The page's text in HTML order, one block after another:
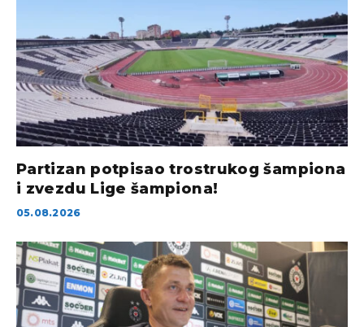
Partizan potpisao trostrukog šampiona
i zvezdu Lige šampiona!
05.08.2026